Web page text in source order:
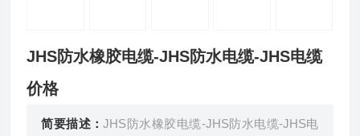
JHS防水橡胶电缆-JHS防水电缆-JHS电缆
价格
简要描述：JHS防水橡胶电缆-JHS防水电缆-JHS电